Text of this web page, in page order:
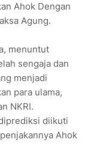
Ahok Dengan
Agung.
menuntut
sengaja dan
menjadi
para ulama,
NKRI.
diikuti
Ahok